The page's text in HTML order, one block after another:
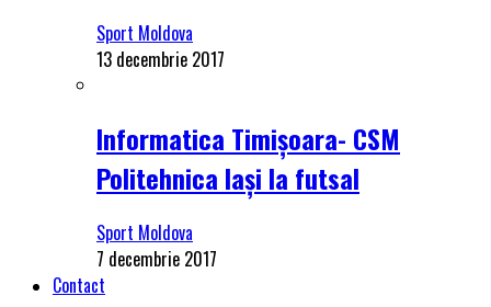
Sport Moldova
13 decembrie 2017
Informatica Timișoara- CSM
Politehnica Iași la futsal
Sport Moldova
7 decembrie 2017
Contact